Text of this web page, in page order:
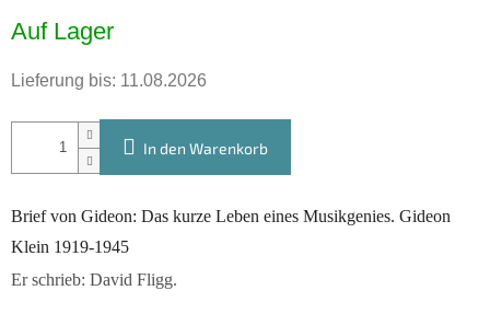
Auf Lager
Lieferung bis: 11.08.2026
In den Warenkorb
Brief von Gideon: Das kurze Leben eines Musikgenies. Gideon
Klein 1919-1945
Er schrieb: David Fligg.